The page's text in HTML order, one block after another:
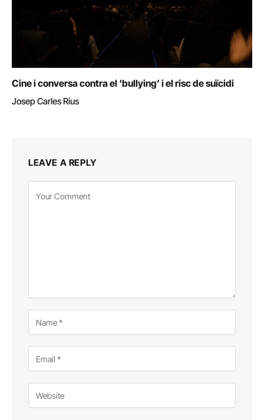
Cine i conversa contra el ‘bullying’ i el risc de suïcidi
Josep Carles Rius
LEAVE A REPLY